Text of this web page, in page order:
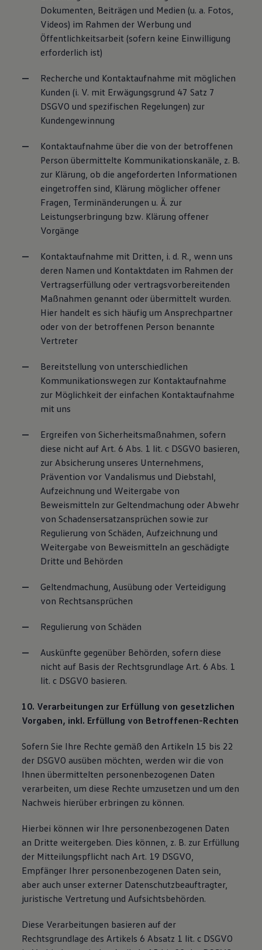
Dokumenten, Beiträgen und Medien (u. a. Fotos,
Videos) im Rahmen der Werbung und
Öffentlichkeitsarbeit (sofern keine Einwilligung
erforderlich ist)
Recherche und Kontaktaufnahme mit möglichen
Kunden (i. V. mit Erwägungsgrund 47 Satz 7
DSGVO und spezifischen Regelungen) zur
Kundengewinnung
Kontaktaufnahme über die von der betroffenen
Person übermittelte Kommunikationskanäle, z. B.
zur Klärung, ob die angeforderten Informationen
eingetroffen sind, Klärung möglicher offener
Fragen, Terminänderungen u. Ä. zur
Leistungserbringung bzw. Klärung offener
Vorgänge
Kontaktaufnahme mit Dritten, i. d. R., wenn uns
deren Namen und Kontaktdaten im Rahmen der
Vertragserfüllung oder vertragsvorbereitenden
Maßnahmen genannt oder übermittelt wurden.
Hier handelt es sich häufig um Ansprechpartner
oder von der betroffenen Person benannte
Vertreter
Bereitstellung von unterschiedlichen
Kommunikationswegen zur Kontaktaufnahme
zur Möglichkeit der einfachen Kontaktaufnahme
mit uns
Ergreifen von Sicherheitsmaßnahmen, sofern
diese nicht auf Art. 6 Abs. 1 lit. c DSGVO basieren,
zur Absicherung unseres Unternehmens,
Prävention vor Vandalismus und Diebstahl,
Aufzeichnung und Weitergabe von
Beweismitteln zur Geltendmachung oder Abwehr
von Schadensersatzansprüchen sowie zur
Regulierung von Schäden, Aufzeichnung und
Weitergabe von Beweismitteln an geschädigte
Dritte und Behörden
Geltendmachung, Ausübung oder Verteidigung
von Rechtsansprüchen
Regulierung von Schäden
Auskünfte gegenüber Behörden, sofern diese
nicht auf Basis der Rechtsgrundlage Art. 6 Abs. 1
lit. c DSGVO basieren.
10. Verarbeitungen zur Erfüllung von gesetzlichen
Vorgaben, inkl. Erfüllung von Betroffenen-Rechten
Sofern Sie Ihre Rechte gemäß den Artikeln 15 bis 22
der DSGVO ausüben möchten, werden wir die von
Ihnen übermittelten personenbezogenen Daten
verarbeiten, um diese Rechte umzusetzen und um den
Nachweis hierüber erbringen zu können.
Hierbei können wir Ihre personenbezogenen Daten
an Dritte weitergeben. Dies können, z. B. zur Erfüllung
der Mitteilungspflicht nach Art. 19 DSGVO,
Empfänger Ihrer personenbezogenen Daten sein,
aber auch unser externer Datenschutzbeauftragter,
juristische Vertretung und Aufsichtsbehörden.
Diese Verarbeitungen basieren auf der
Rechtsgrundlage des Artikels 6 Absatz 1 lit. c DSGVO